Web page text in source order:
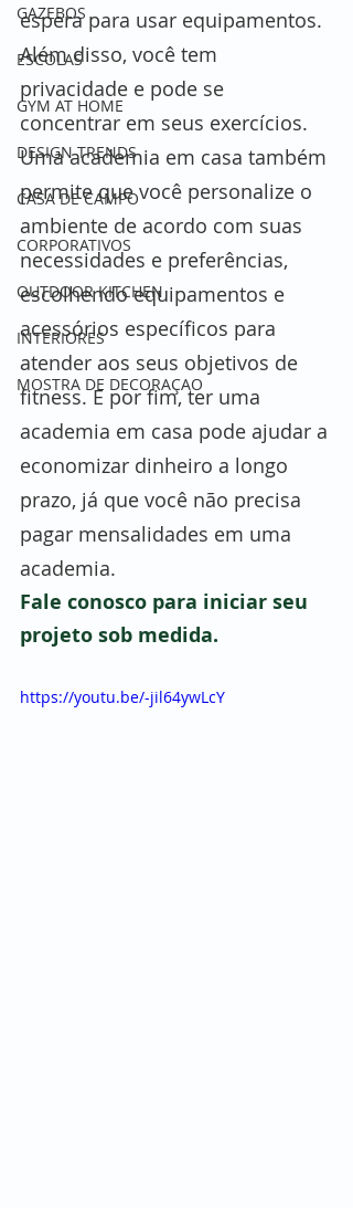
GAZEBOS
ESCOLAS
GYM AT HOME
DESIGN TRENDS
CASA DE CAMPO
CORPORATIVOS
OUTDOOR KITCHEN
INTERIORES
MOSTRA DE DECORAÇAO
espera para usar equipamentos.
Além disso, você tem
privacidade e pode se
concentrar em seus exercícios.
Uma academia em casa também
permite que você personalize o
ambiente de acordo com suas
necessidades e preferências,
escolhendo equipamentos e
acessórios específicos para
atender aos seus objetivos de
fitness. E por fim, ter uma
academia em casa pode ajudar a
economizar dinheiro a longo
prazo, já que você não precisa
pagar mensalidades em uma
academia.
Fale conosco para iniciar seu
projeto sob medida.
https://youtu.be/-jil64ywLcY